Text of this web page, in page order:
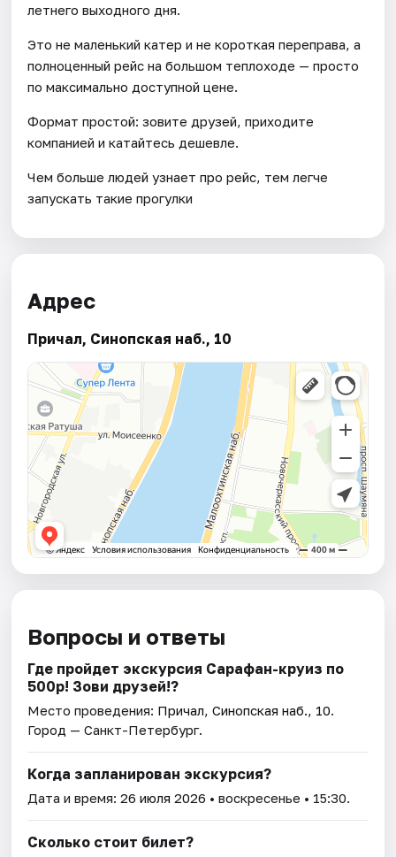
летнего выходного дня.
Это не маленький катер и не короткая переправа, а
полноценный рейс на большом теплоходе — просто
по максимально доступной цене.
Формат простой: зовите друзей, приходите
компанией и катайтесь дешевле.
Чем больше людей узнает про рейс, тем легче
запускать такие прогулки
Адрес
Причал, Синопская наб., 10
Вопросы и ответы
Где пройдет экскурсия Сарафан-круиз по
500р! Зови друзей!?
Место проведения: Причал, Синопская наб., 10.
Город — Санкт-Петербург.
Когда запланирован экскурсия?
Дата и время:26 июля 2026 • воскресенье • 15:30.
Сколько стоит билет?